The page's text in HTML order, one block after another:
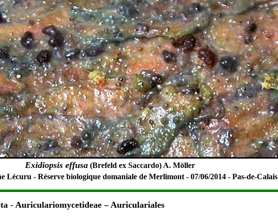
Exidiopsis effusa (Brefeld ex Saccardo) A. Möller
Lécuru - Réserve biologique domaniale de Merlimont - 07/06/2014 - Pas-de-Calais
- Auriculariomycetideae – Auriculariales